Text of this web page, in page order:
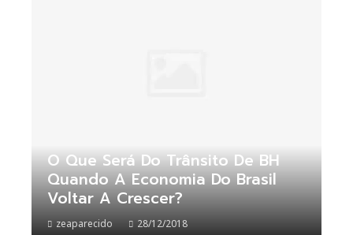
O Que Será Do Trânsito De BH
Quando A Economia Do Brasil
Voltar A Crescer?
zeaparecido 28/12/2018